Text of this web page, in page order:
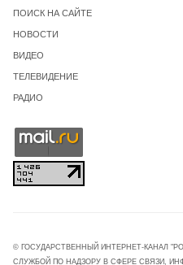
ПОИСК НА САЙТЕ
НОВОСТИ
ВИДЕО
ТЕЛЕВИДЕНИЕ
РАДИО
© ГОСУДАРСТВЕННЫЙ ИНТЕРНЕТ-КАНАЛ
СЛУЖБОЙ ПО НАДЗОРУ В СФЕРЕ СВЯЗИ,